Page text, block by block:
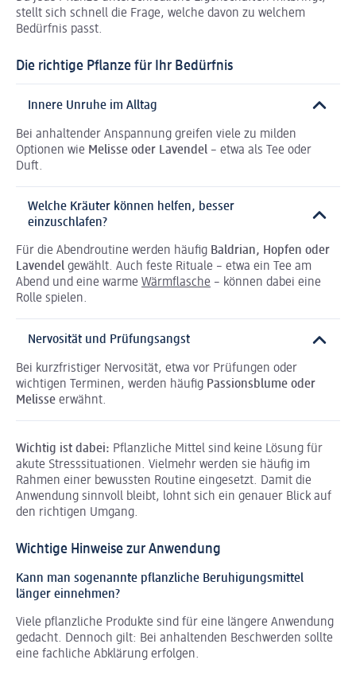
stellt sich schnell die Frage, welche davon zu welchem
Bedürfnis passt.
Die richtige Pflanze für Ihr Bedürfnis
Innere Unruhe im Alltag
Bei anhaltender Anspannung greifen viele zu milden
Optionen wie Melisse oder Lavendel – etwa als Tee oder
Duft.
Welche Kräuter können helfen, besser
einzuschlafen?
Für die Abendroutine werden häufig Baldrian, Hopfen oder
Lavendel gewählt. Auch feste Rituale – etwa ein Tee am
Abend und eine warme Wärmflasche – können dabei eine
Rolle spielen.
Nervosität und Prüfungsangst
Bei kurzfristiger Nervosität, etwa vor Prüfungen oder
wichtigen Terminen, werden häufig Passionsblume oder
Melisse erwähnt.
Wichtig ist dabei: Pflanzliche Mittel sind keine Lösung für
akute Stresssituationen. Vielmehr werden sie häufig im
Rahmen einer bewussten Routine eingesetzt. Damit die
Anwendung sinnvoll bleibt, lohnt sich ein genauer Blick auf
den richtigen Umgang.
Wichtige Hinweise zur Anwendung
Kann man sogenannte pflanzliche Beruhigungsmittel
länger einnehmen?
Viele pflanzliche Produkte sind für eine längere Anwendung
gedacht. Dennoch gilt: Bei anhaltenden Beschwerden sollte
eine fachliche Abklärung erfolgen.